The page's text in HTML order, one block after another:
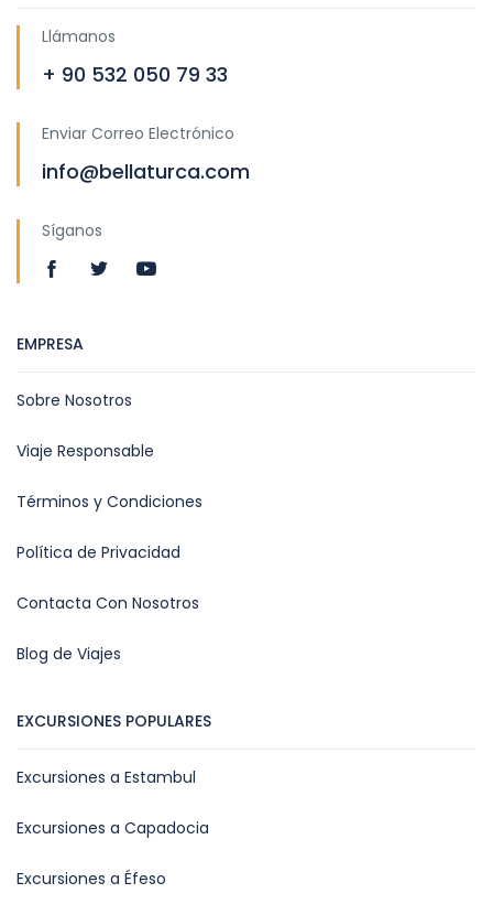
Llámanos
+ 90 532 050 79 33
Enviar Correo Electrónico
info@bellaturca.com
Síganos
EMPRESA
Sobre Nosotros
Viaje Responsable
Términos y Condiciones
Política de Privacidad
Contacta Con Nosotros
Blog de Viajes
EXCURSIONES POPULARES
Excursiones a Estambul
Excursiones a Capadocia
Excursiones a Éfeso